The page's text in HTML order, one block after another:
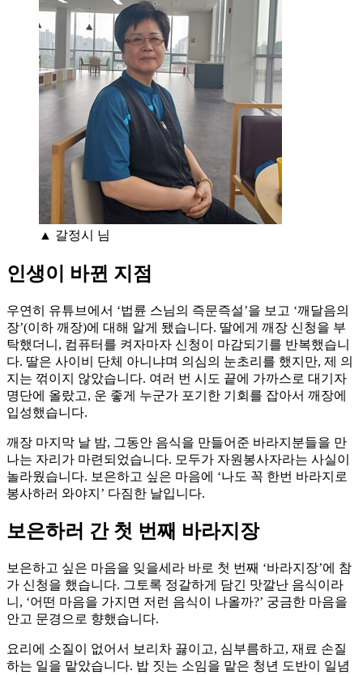
▲ 갈정시 님
인생이 바뀐 지점
우연히 유튜브에서 ‘법륜 스님의 즉문즉설’을 보고 ‘깨달음의
장’(이하 깨장)에 대해 알게 됐습니다. 딸에게 깨장 신청을 부
탁했더니, 컴퓨터를 켜자마자 신청이 마감되기를 반복했습니
다. 딸은 사이비 단체 아니냐며 의심의 눈초리를 했지만, 제 의
지는 꺾이지 않았습니다. 여러 번 시도 끝에 가까스로 대기자
명단에 올랐고, 운 좋게 누군가 포기한 기회를 잡아서 깨장에
입성했습니다.
깨장 마지막 날 밤, 그동안 음식을 만들어준 바라지분들을 만
나는 자리가 마련되었습니다. 모두가 자원봉사자라는 사실이
놀라웠습니다. 보은하고 싶은 마음에 ‘나도 꼭 한번 바라지로
봉사하러 와야지’ 다짐한 날입니다.
보은하러 간 첫 번째 바라지장
보은하고 싶은 마음을 잊을세라 바로 첫 번째 ‘바라지장’에 참
가 신청을 했습니다. 그토록 정갈하게 담긴 맛깔난 음식이라
니, ‘어떤 마음을 가지면 저런 음식이 나올까?’ 궁금한 마음을
안고 문경으로 향했습니다.
요리에 소질이 없어서 보리차 끓이고, 심부름하고, 재료 손질
하는 일을 맡았습니다. 밥 짓는 소임을 맡은 청년 도반이 일념